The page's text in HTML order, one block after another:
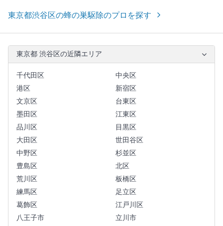
東京都渋谷区の蜂の巣駆除のプロを探す
東京都 渋谷区の近隣エリア
千代田区
中央区
港区
新宿区
文京区
台東区
墨田区
江東区
品川区
目黒区
大田区
世田谷区
中野区
杉並区
豊島区
北区
荒川区
板橋区
練馬区
足立区
葛飾区
江戸川区
八王子市
立川市